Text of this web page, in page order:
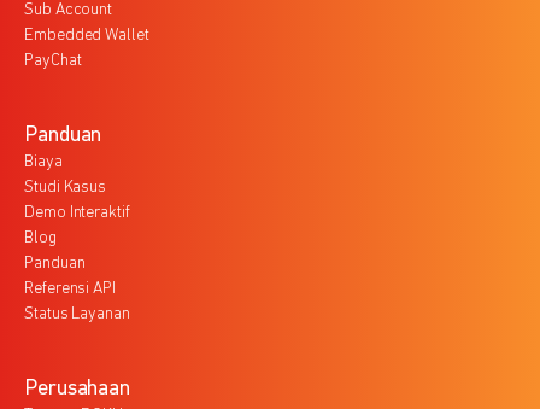
Sub Account
Embedded Wallet
PayChat
Panduan
Biaya
Studi Kasus
Demo Interaktif
Blog
Panduan
Referensi API
Status Layanan
Perusahaan